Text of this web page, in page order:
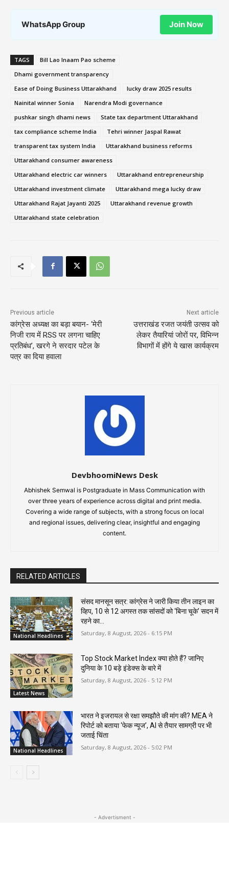
WhatsApp Group Join Now
TAGS
Bill Lao Inaam Pao scheme
Dhami government transparency
Ease of Doing Business Uttarakhand
lucky draw 2025 results
Nainital winner Sonia
Narendra Modi governance
pushkar singh dhami news
State tax department Uttarakhand
tax compliance scheme India
Tehri winner Jaspal Rawat
transparent tax system India
Uttarakhand business reforms
Uttarakhand consumer awareness
Uttarakhand electric car winners
Uttarakhand entrepreneurship
Uttarakhand investment climate
Uttarakhand mega lucky draw
Uttarakhand Rajat Jayanti 2025
Uttarakhand revenue growth
Uttarakhand state celebration
Previous article
कांग्रेस अध्यक्ष का बड़ा बयान- ‘मेरी
निजी राय में RSS पर लगना चाहिए
प्रतिबंध’, खरगे ने सरदार पटेल के
पत्र का दिया हवाला
Next article
उत्तराखंड रजत जयंती उत्सव को
लेकर तैयारियां जोरों पर, विभिन्न
विभागों में होंगे ये खास कार्यक्रम
DevbhoomiNews Desk
Abhishek Semwal is Postgraduate in Mass Communication with
over three years of experience across digital and print media.
Covering a wide range of subjects, with a strong focus on local
and regional issues, delivering clear, insightful and engaging
content.
RELATED ARTICLES
National Headlines
संसद मानसून सत्र: कांग्रेस ने जारी किया तीन लाइन का
व्हिप, 10 से 12 अगस्त तक सांसदों को ‘बिना चूके’ सदन में
रहने का...
Saturday, 8 August, 2026 - 6:15 PM
Latest News
Top Stock Market Index क्या होते हैं? जानिए
दुनिया के 10 बड़े इंडेक्स के बारे में
Saturday, 8 August, 2026 - 5:12 PM
National Headlines
भारत ने इजरायल से रक्षा समझौते की मांग की? MEA ने
रिपोर्ट को बताया ‘फेक न्यूज’, AI से तैयार सामग्री पर भी
जताई चिंता
Saturday, 8 August, 2026 - 5:02 PM
- Advertisment -